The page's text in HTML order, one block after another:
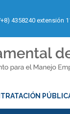
4358240 extensión